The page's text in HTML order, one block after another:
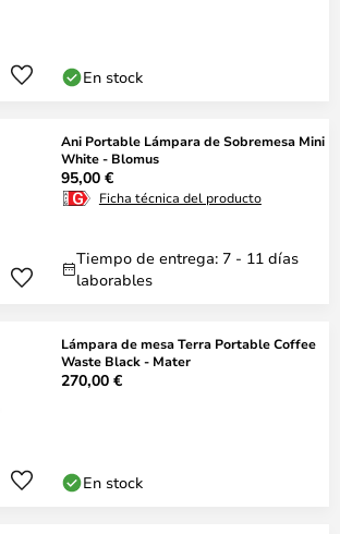
En stock
Ani Portable Lámpara de Sobremesa Mini
White - Blomus
95,00 €
Ficha técnica del producto
Tiempo de entrega: 7 - 11 días
laborables
Lámpara de mesa Terra Portable Coffee
Waste Black - Mater
270,00 €
En stock